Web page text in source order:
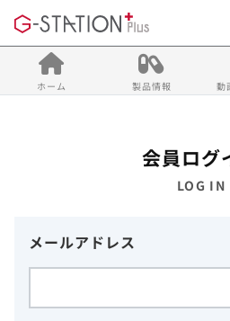
ホーム 製品情報 動
会員ログ
LOG IN
メールアドレス